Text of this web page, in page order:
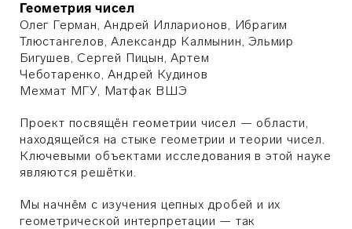
Геометрия чисел
Олег Герман, Андрей Илларионов, Ибрагим
Тлюстангелов, Александр Калмынин, Эльмир
Бигушев, Сергей Пицын, Артем
Чеботаренко,Андрей Кудинов
Мехмат МГУ, Матфак ВШЭ
Проект посвящён геометрии чисел — области,
находящейся на стыке геометрии и теории чисел.
Ключевыми объектами исследования в этой науке
являются решётки.
Мы начнём с изучения цепных дробей и их
геометрической интерпретации — так